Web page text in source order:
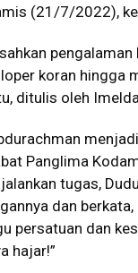
(21/7/2022),
pengalaman
koran hingga
ditulis oleh
Panglima
tugas,
dan berkata,
persatuan dan
hajar!”